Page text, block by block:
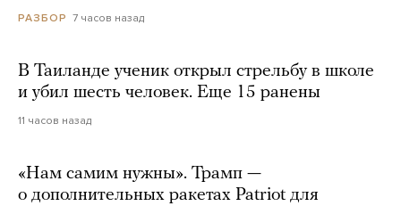
РАЗБОР 7 часов назад
В Таиланде ученик открыл стрельбу в школе
и убил шесть человек. Еще 15 ранены
11 часов назад
«Нам самим нужны». Трамп —
о дополнительных ракетах Patriot для